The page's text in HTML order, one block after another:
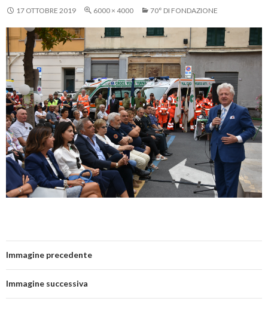
17 OTTOBRE 2019 6000 × 4000 70° DI FONDAZIONE
Immagine precedente
Immagine successiva